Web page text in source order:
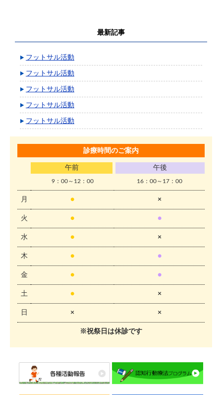
最新記事
フットサル活動
フットサル活動
フットサル活動
フットサル活動
フットサル活動
診療時間のご案内
午前 午後
9：00～12：00 16：00～17：00
月 ● ×
火 ● ●
水 ● ×
木 ● ●
金 ● ●
土 ● ×
日 × ×
※祝祭日は休診です